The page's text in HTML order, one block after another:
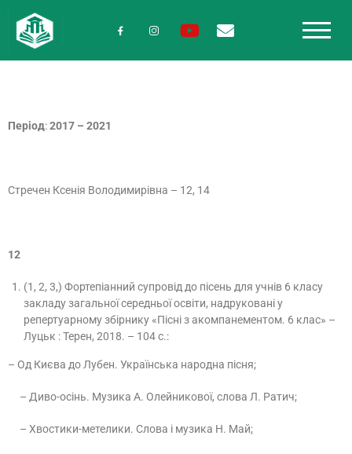
Період:2017 – 2021
Стречен Ксенія Володимирівна – 12, 14
12
(1, 2, 3,) Фортепіанний супровід до пісень для учнів 6 класу
закладу загальної середньої освіти, надруковані у
репертуарному збірнику «Пісні з акомпанементом. 6 клас» –
Луцьк : Терен, 2018. – 104 с.:
– Од Києва до Лубен. Українська народна пісня;
– Диво-осінь. Музика А. Олейникової, слова Л. Ратич;
– Хвостики-метелики. Слова і музика Н. Май;